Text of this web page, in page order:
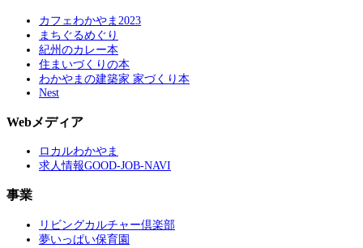
カフェわかやま2023
まちぐるめぐり
紀州のカレー本
住まいづくりの本
わかやまの建築家 家づくり本
Nest
Webメディア
ロカルわかやま
求人情報GOOD-JOB-NAVI
事業
リビングカルチャー倶楽部
夢いっぱい保育園